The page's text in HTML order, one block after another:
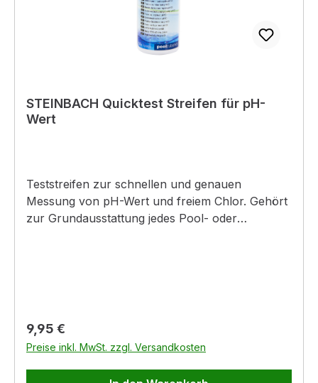
STEINBACH Quicktest Streifen für pH-
Wert
Teststreifen zur schnellen und genauen
Messung von pH-Wert und freiem Chlor. Gehört
zur Grundausstattung jedes Pool- oder
Regulärer Preis:
9,95 €
Preise inkl. MwSt. zzgl. Versandkosten